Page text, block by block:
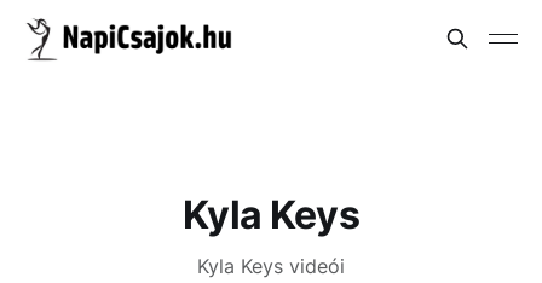
Kyla Keys
Kyla Keys videói